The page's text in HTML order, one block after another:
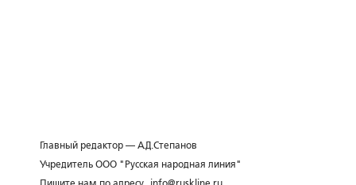
Главный редактор — А.Д.Степанов
Учредитель ООО "Русская народная линия"